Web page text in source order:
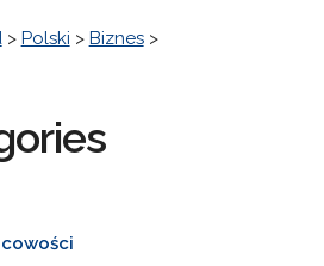
> Polski > Biznes>